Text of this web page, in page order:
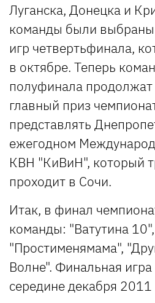
Луганска, Донецка и
команды были выбраны
игр четвертьфинала,
в октябре. Теперь
полуфинала продолжат
главный приз
представлять
ежегодном
КВН "КиВиН", который
проходит в Сочи.
Итак, в финал
команды: "Ватутина 10",
"Простименямама",
Волне". Финальная игра
середине декабря 2011